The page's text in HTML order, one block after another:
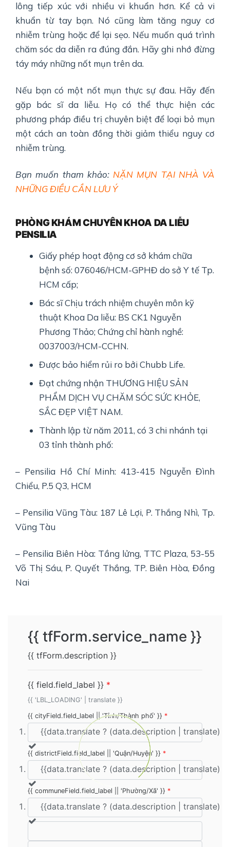
lông tiếp xúc với nhiều vi khuẩn hơn. Kể cả vi
khuẩn từ tay bạn. Nó cũng làm tăng nguy cơ
nhiễm trùng hoặc để lại sẹo. Nếu muốn quá trình
chăm sóc da diễn ra đúng đắn. Hãy ghi nhớ đừng
táy máy những nốt mụn trên da.
Nếu bạn có một nốt mụn thực sự đau. Hãy đến
gặp bác sĩ da liễu. Họ có thể thực hiện các
phương pháp điều trị chuyên biệt để loại bỏ mụn
một cách an toàn đồng thời giảm thiểu nguy cơ
nhiễm trùng.
Bạn muốn tham khảo: NẶN MỤN TẠI NHÀ VÀ
NHỮNG ĐIỀU CẦN LƯU Ý
PHÒNG KHÁM CHUYÊN KHOA DA LIỄU
PENSILIA
Giấy phép hoạt động cơ sở khám chữa
bệnh số: 076046/HCM-GPHĐ do sở Y tế Tp.
HCM cấp;
Bác sĩ Chịu trách nhiệm chuyên môn kỹ
thuật Khoa Da liễu: BS CK1 Nguyễn
Phương Thảo; Chứng chỉ hành nghề:
0037003/HCM-CCHN.
Được bảo hiểm rủi ro bởi Chubb Life.
Đạt chứng nhận THƯƠNG HIỆU SẢN
PHẨM DỊCH VỤ CHĂM SÓC SỨC KHỎE,
SẮC ĐẸP VIỆT NAM.
Thành lập từ năm 2011, có 3 chi nhánh tại
03 tỉnh thành phố:
– Pensilia Hồ Chí Minh: 413-415 Nguyễn Đình
Chiểu, P.5 Q3, HCM
– Pensilia Vũng Tàu: 187 Lê Lợi, P. Thắng Nhì, Tp.
Vũng Tàu
– Pensilia Biên Hòa: Tầng lửng, TTC Plaza, 53-55
Võ Thị Sáu, P. Quyết Thắng, TP. Biên Hòa, Đồng
Nai